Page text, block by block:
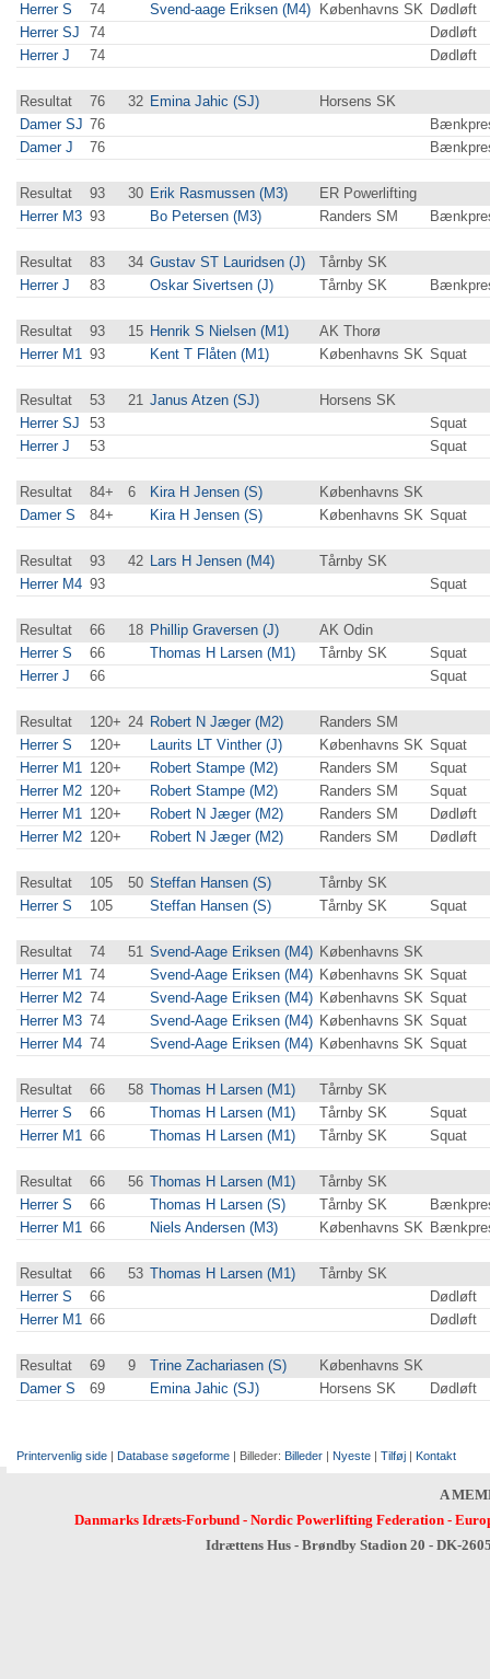
Herrer S
74 Svend-aage Eriksen (M4) Københavns SK Dødløft
Herrer SJ
74
Dødløft
Herrer J
74 Dødløft
Resultat 76 32 Emina Jahic (SJ)
Horsens SK
Damer SJ 76
Damer J
76
Resultat 93 30 Erik Rasmussen (M3)
ER Powerlifting
Herrer M3 93 Bo Petersen (M3) Randers SM
Resultat 83 34 Gustav ST Lauridsen (J)
Tårnby SK
Herrer J
83 Oskar Sivertsen (J) Tårnby SK
Resultat 93 15 Henrik S Nielsen (M1)
AK Thorø
Herrer M1 93 Kent T Flåten (M1) Københavns SK Squat
Resultat 53 21 Janus Atzen (SJ)
Horsens SK
Herrer SJ
53
Squat
Herrer J
53 Squat
Resultat 84+ 6 Kira H Jensen (S)
Københavns SK
Damer S
84+ Kira H Jensen (S) Københavns SK Squat
Resultat 93 42 Lars H Jensen (M4)
Tårnby SK
Herrer M4 93 Squat
Resultat 66 18 Phillip Graversen (J)
AK Odin
Herrer S
66 Thomas H Larsen (M1) Tårnby SK
Squat
Herrer J
66 Squat
Resultat 120+ 24 Robert N Jæger (M2)
Randers SM
Herrer S
120+ Laurits LT Vinther (J) Københavns SK Squat
Herrer M1 120+ Robert Stampe (M2) Randers SM
Squat
Herrer M2 120+ Robert Stampe (M2) Randers SM
Squat
Herrer M1 120+ Robert N Jæger (M2) Randers SM
Dødløft
Herrer M2 120+ Robert N Jæger (M2) Randers SM Dødløft
Resultat 105 50 Steffan Hansen (S)
Tårnby SK
Herrer S
105 Steffan Hansen (S) Tårnby SK Squat
Resultat 74 51 Svend-Aage Eriksen (M4) Københavns SK
Herrer M1 74 Svend-Aage Eriksen (M4) Københavns SK Squat
Herrer M2 74 Svend-Aage Eriksen (M4) Københavns SK Squat
Herrer M3 74 Svend-Aage Eriksen (M4) Københavns SK Squat
Herrer M4 74 Svend-Aage Eriksen (M4) Københavns SK Squat
Resultat 66 58 Thomas H Larsen (M1)
Tårnby SK
Herrer S
66 Thomas H Larsen (M1) Tårnby SK
Squat
Herrer M1 66 Thomas H Larsen (M1) Tårnby SK Squat
Resultat 66 56 Thomas H Larsen (M1)
Tårnby SK
Herrer S
66 Thomas H Larsen (S) Tårnby SK
Herrer M1 66 Niels Andersen (M3) Københavns SK
Resultat 66 53 Thomas H Larsen (M1)
Tårnby SK
Herrer S
66
Dødløft
Herrer M1 66 Dødløft
Resultat 69 9 Trine Zachariasen (S)
Københavns SK
Damer S
69 Emina Jahic (SJ) Horsens SK Dødløft
Printervenlig side | Database søgeforme | Billeder: Billeder | Nyeste | Tilføj | Kontakt
A
Danmarks Idræts-Forbund- Nordic Powerlifting Federation-
Idrættens Hus - Brøndby Stadion 20 - DK-